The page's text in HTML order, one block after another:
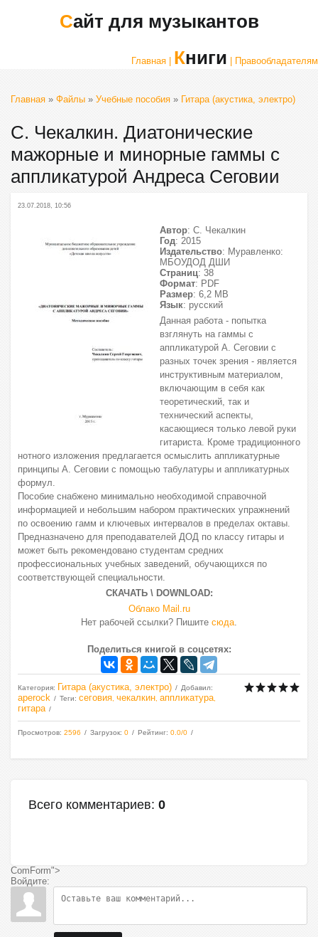
Сайт для музыкантов
Главная | Книги | Правообладателям
Главная » Файлы » Учебные пособия » Гитара (акустика, электро)
С. Чекалкин. Диатонические
мажорные и минорные гаммы с
аппликатурой Андреса Сеговии
23.07.2018, 10:56
Автор: С. Чекалкин
Год: 2015
Издательство: Муравленко:
МБОУДОД ДШИ
Страниц: 38
Формат: PDF
Размер: 6,2 МВ
Язык: русский
Данная работа - попытка
взглянуть на гаммы с
аппликатурой А. Сеговии с
разных точек зрения - является
инструктивным материалом,
включающим в себя как
теоретический, так и
технический аспекты,
касающиеся только левой руки
гитариста. Кроме традиционного
нотного изложения предлагается осмыслить аппликатурные
принципы А. Сеговии с помощью табулатуры и аппликатурных
формул.
Пособие снабжено минимально необходимой справочной
информацией и небольшим набором практических упражнений
по освоению гамм и ключевых интервалов в пределах октавы.
Предназначено для преподавателей ДОД по классу гитары и
может быть рекомендовано студентам средних
профессиональных учебных заведений, обучающихся по
соответствующей специальности.
СКАЧАТЬ \ DOWNLOAD:
Облако Mail.ru
Нет рабочей ссылки? Пишите сюда.
Поделиться книгой в соцсетях:
Категория: Гитара (акустика, электро) Добавил:
aperock Теги: сеговия чекалкин аппликатура
гитара
Просмотров: 2596 Загрузок: 0 Рейтинг: 0.0/0
Всего комментариев: 0
ComForm">
Войдите: